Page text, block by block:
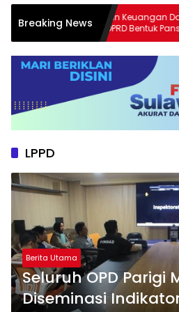
Breaking News
Pengawasan Keuangan Daerah
Diperkuat, DPRD Bentuk Pansus LHP
LPPD
Berita Utama
Seluruh OPD Parigi
Diseminasi